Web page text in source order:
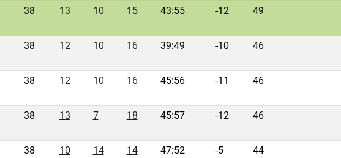
38 13 10 15 43:55 -12 49
38 12 10 16 39:49 -10 46
38 12 10 16 45:56 -11 46
38 13 7 18 45:57 -12 46
38 10 14 14 47:52 -5 44